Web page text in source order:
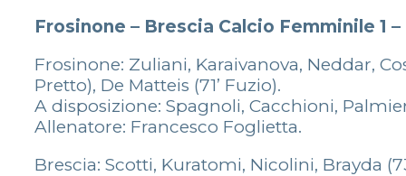
Frosinone – Brescia Calcio Femminile 1 –
Frosinone: Zuliani, Karaivanova, Neddar,
Pretto), De Matteis (71’ Fuzio).
A disposizione: Spagnoli, Cacchioni,
Allenatore: Francesco Foglietta.
Brescia: Scotti, Kuratomi, Nicolini, Brayda